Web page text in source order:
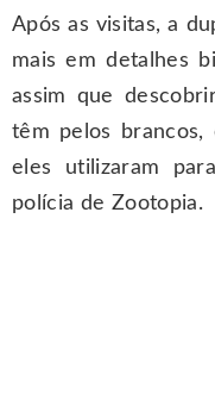
Após as visitas, a
mais em detalhes
assim que
têm pelos brancos,
eles utilizaram
polícia de Zootopia.